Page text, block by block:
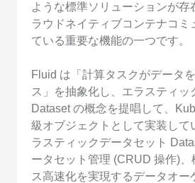
ような標準ソリューションが存
ラウドネイティブコンテナコミ
ている重要な機能の一つです。
Fluid は「計算タスクがデータ
ス」を抽象化し、エラスティッ
Dataset の概念を提唱して、
級オブジェクトとして実装して
ラスティックデータセット
ータセット管理 (CRUD 操作)
ス高速化を実現するデータオー